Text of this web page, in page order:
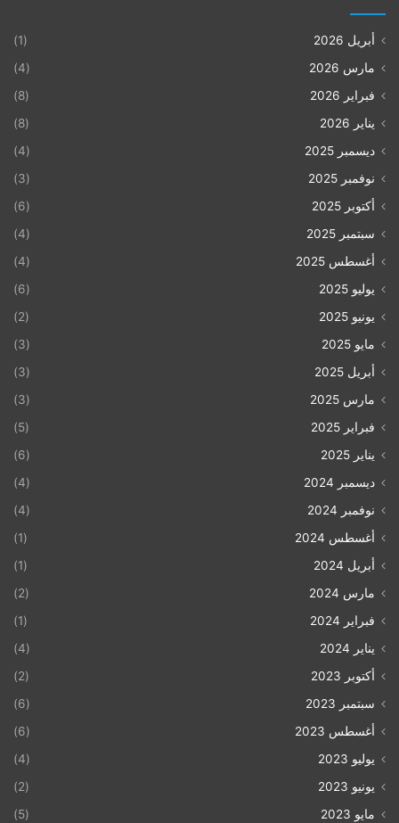
أبريل 2026
(1)
مارس 2026
(4)
فبراير 2026
(8)
يناير 2026
(8)
ديسمبر 2025
(4)
نوفمبر 2025
(3)
أكتوبر 2025
(6)
سبتمبر 2025
(4)
أغسطس 2025
(4)
يوليو 2025
(6)
يونيو 2025
(2)
مايو 2025
(3)
أبريل 2025
(3)
مارس 2025
(3)
فبراير 2025
(5)
يناير 2025
(6)
ديسمبر 2024
(4)
نوفمبر 2024
(4)
أغسطس 2024
(1)
أبريل 2024
(1)
مارس 2024
(2)
فبراير 2024
(1)
يناير 2024
(4)
أكتوبر 2023
(2)
سبتمبر 2023
(6)
أغسطس 2023
(6)
يوليو 2023
(4)
يونيو 2023
(2)
مايو 2023
(5)